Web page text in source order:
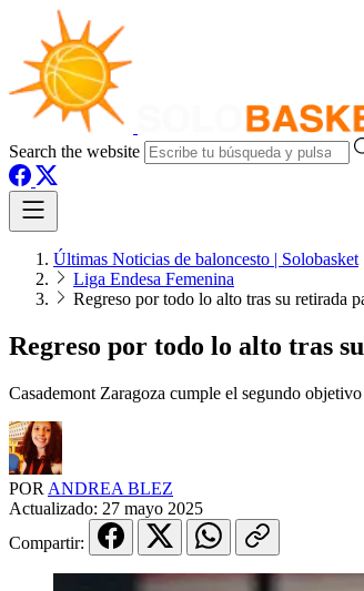
Search the website
Últimas Noticias de baloncesto | Solobasket
Liga Endesa Femenina
Regreso por todo lo alto tras su retirada
Regreso por todo lo alto tras
Casademont Zaragoza cumple el segundo
POR ANDREA BLEZ
Actualizado: 27 mayo 2025
Compartir: